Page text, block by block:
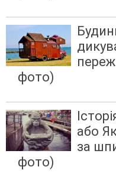
фото)
або
за
фото)